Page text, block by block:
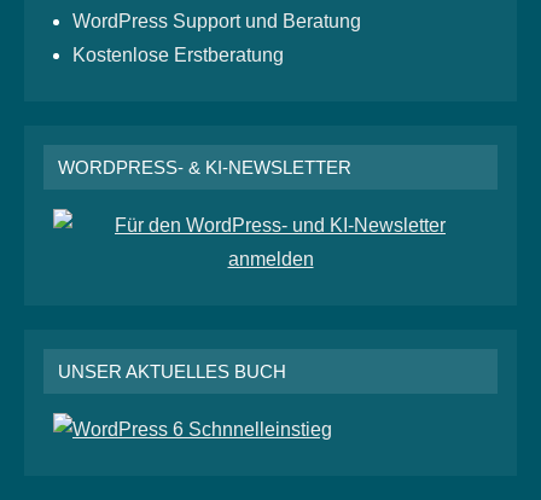
WordPress Support und Beratung
Kostenlose Erstberatung
WORDPRESS- & KI-NEWSLETTER
UNSER AKTUELLES BUCH